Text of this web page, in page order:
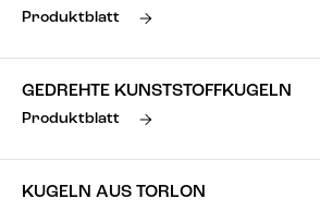
Produktblatt
GEDREHTE KUNSTSTOFFKUGELN
Produktblatt
KUGELN AUS TORLON